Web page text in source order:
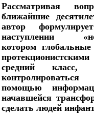
Рассматривая
ближайшие
автор
наступлении
котором
средний класс,
помощью
начавшейся
сделать людей